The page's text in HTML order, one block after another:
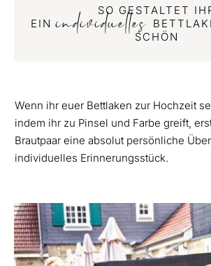
SO GESTALTET
EINindividuelles
SCHÖN
Wenn ihr euer Bettlaken zur Hochzeit
indem ihr zu Pinsel und Farbe greift,
Brautpaar eine absolut persönliche
individuelles Erinnerungsstück.